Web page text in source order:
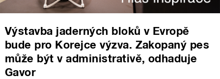
Výstavba jaderných bloků v Evropě
bude pro Korejce výzva. Zakopaný pes
může být v administrativě, odhaduje
Gavor